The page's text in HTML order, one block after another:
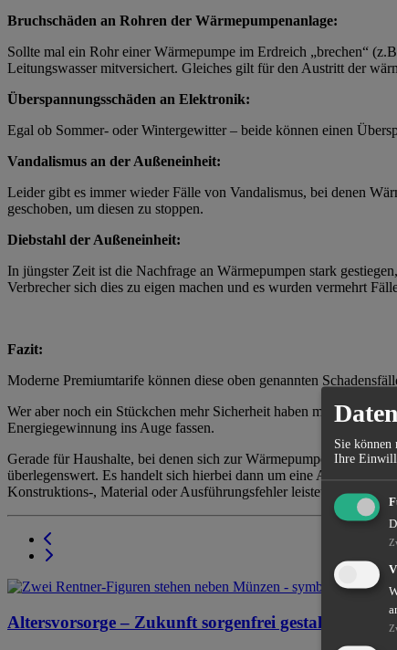
Bruchschäden an Rohren der Wärmepumpenanlage:
Sollte mal ein Rohr einer Wärmepumpe im Erdreich „brechen“
Leitungswasser mitversichert. Gleiches gilt für den Austritt der
Überspannungsschäden an Elektronik:
Egal ob Sommer- oder Wintergewitter – beide können einen
Vandalismus an der Außeneinheit:
Leider gibt es immer wieder Fälle von Vandalismus, bei denen
geschoben, um diesen zu stoppen.
Diebstahl der Außeneinheit:
In jüngster Zeit ist die Nachfrage an Wärmepumpen stark
Verbrecher sich dies zu eigen machen und es wurden vermehrt
Fazit:
Moderne Premiumtarife können diese oben genannten
Wer aber noch ein Stückchen mehr Sicherheit haben möchte, der
Energiegewinnung ins Auge fassen.
Gerade für Haushalte, bei denen sich zur Wärmepumpe auch
überlegenswert. Es handelt sich hierbei dann um eine
Konstruktions-, Material oder Ausführungsfehler leistet.
Altersvorsorge – Zukunft sorgenfrei gestalten
Sie können
Ihre